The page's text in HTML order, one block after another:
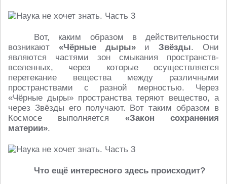
Вот, каким образом в действительности
возникают «Чёрные дыры»иЗвёзды. Они
являются частями зон смыкания пространств-
вселенных, через которые осуществляется
перетекание вещества между различными
пространствами с разной мерностью. Через
«Чёрные дыры» пространства теряют вещество, а
через Звёзды его получают. Вот таким образом в
Космосе выполняется «Закон сохранения
материи».
Что ещё интересного здесь происходит?